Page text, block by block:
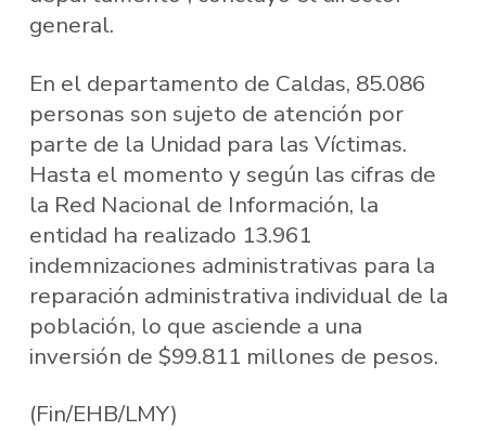
general.
En el departamento de Caldas, 85.086
personas son sujeto de atención por
parte de la Unidad para las Víctimas.
Hasta el momento y según las cifras de
la Red Nacional de Información, la
entidad ha realizado 13.961
indemnizaciones administrativas para la
reparación administrativa individual de la
población, lo que asciende a una
inversión de $99.811 millones de pesos.
(Fin/EHB/LMY)